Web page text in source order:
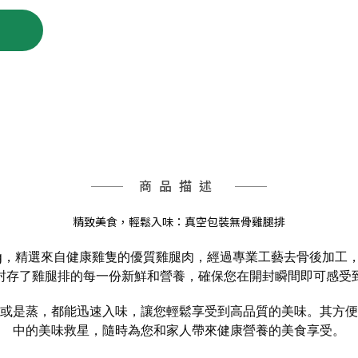
商品描述
精致美食，輕鬆入味：真空包裝無骨雞腿排
精選來自健康雞隻的優質雞腿肉，經過專業工藝去骨後加工
存了雞腿排的每一份新鮮和營養，確保您在開封瞬間即可感受
是蒸，都能迅速入味，讓您輕鬆享受到高品質的美味。其方
中的美味救星，隨時為您和家人帶來健康營養的美食享受。